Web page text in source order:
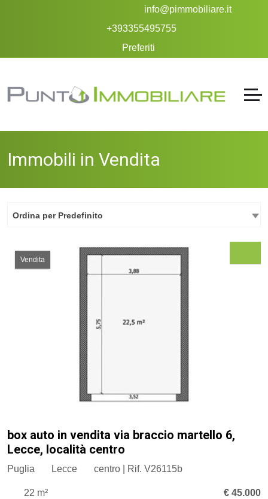
info@pimmobiliare.it
+393355495755
Preferiti
Immobili in Vendita
Ordina per Predefinito
Vendita
box auto in vendita via braccio martello 6,
Lecce, località centro
Puglia Lecce centro | Rif. V26115b
22 m² € 45.000